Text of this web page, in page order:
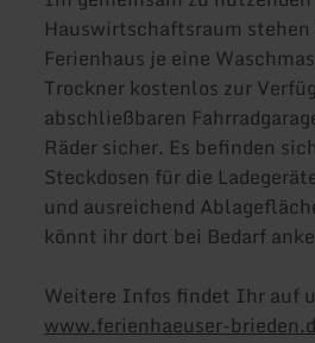
Hauswirtschaftsraum stehen
Ferienhaus je eine
Trockner kostenlos zur
abschließbaren
Räder sicher. Es befinden
Steckdosen für die
und ausreichend
könnt ihr dort bei Bedarf
Weitere Infos findet Ihr auf
www.ferienhaeuser-